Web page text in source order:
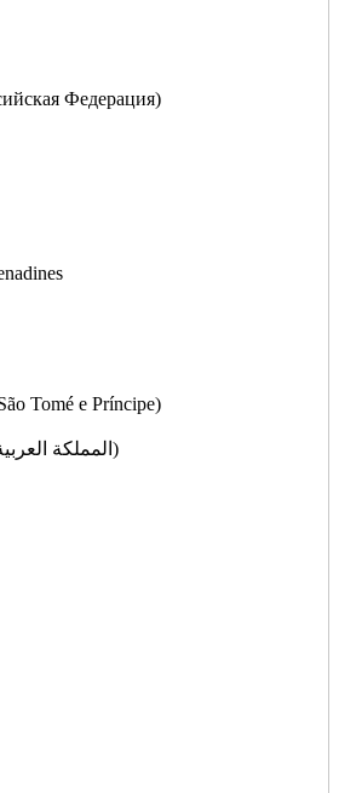
Федерация)
Tomé e Príncipe)
Saudi Arabia (المملكة العربية السعودية)